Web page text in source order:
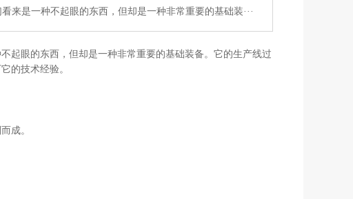
来是一种不起眼的东西，但却是一种非常重要的基础装···
起眼的东西，但却是一种非常重要的基础装备。它的生产线过
的技术经验。
成。